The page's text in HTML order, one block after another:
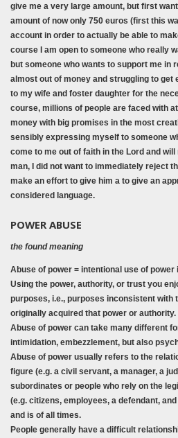
give me a very large amount, but first
amount of now only 750 euros (first this
account in order to actually be able to
course I am open to someone who really
but someone who wants to support me in
almost out of money and struggling to get
to my wife and foster daughter for the
course, millions of people are faced with
money with big promises in the most
sensibly expressing myself to someone
come to me out of faith in the Lord and
man, I did not want to immediately reject
make an effort to give him a to give an
considered language.
POWER ABUSE
the found meaning
Abuse of power = intentional use of power
Using the power, authority, or trust you
purposes, i.e., purposes inconsistent with
originally acquired that power or authority.
Abuse of power can take many different
intimidation, embezzlement, but also
Abuse of power usually refers to the
figure (e.g. a civil servant, a manager, a
subordinates or people who rely on the
(e.g. citizens, employees, a defendant,
and is of all times.
People generally have a difficult